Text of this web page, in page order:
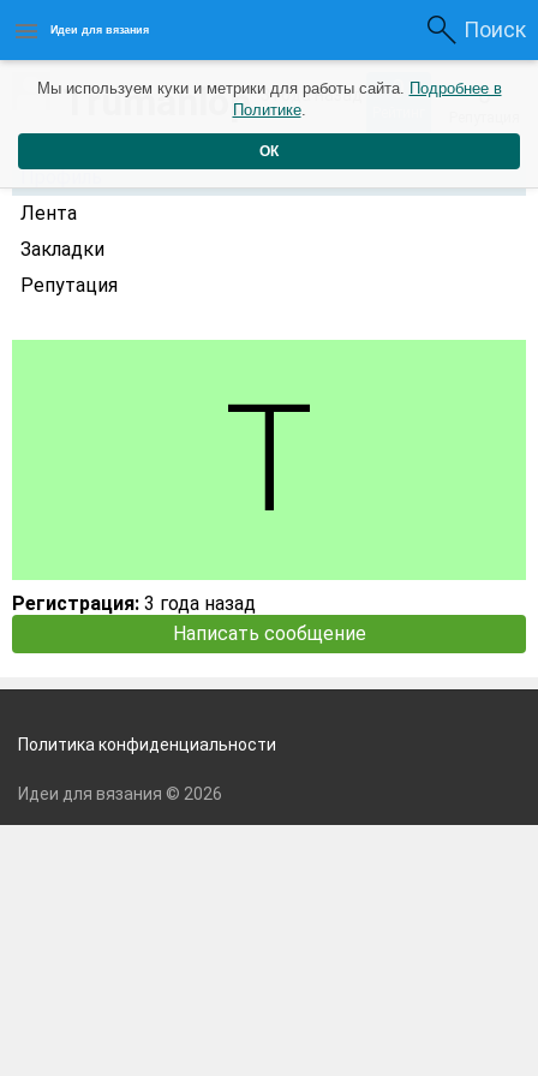
Идеи для вязания Поиск
Trumanlop3 года назад 0 0
Профиль
Лента
Закладки
Репутация
Регистрация: 3 года назад
Написать сообщение
Мы используем куки и метрики для работы сайта. Подробнее в
Политике.
ОК
Политика конфиденциальности
Идеи для вязания © 2026